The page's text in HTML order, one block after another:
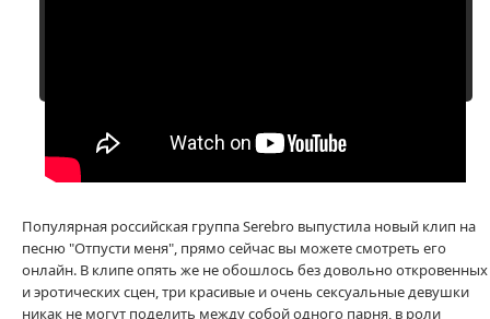
Смотреть все клипы Серебро
Популярная российская группа Serebro выпустила новый клип на
песню "Отпусти меня", прямо сейчас вы можете смотреть его
онлайн. В клипе опять же не обошлось без довольно откровенных
и эротических сцен, три красивые и очень сексуальные девушки
никак не могут поделить между собой одного парня, в роли